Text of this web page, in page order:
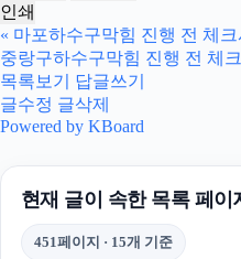
인쇄
« 마포하수구막힘 진행 전 체크
중랑구하수구막힘 진행 전 체
목록보기
답글쓰기
글수정 글삭제
Powered by KBoard
현재 글이 속한 목록 페이
451페이지 · 15개 기준